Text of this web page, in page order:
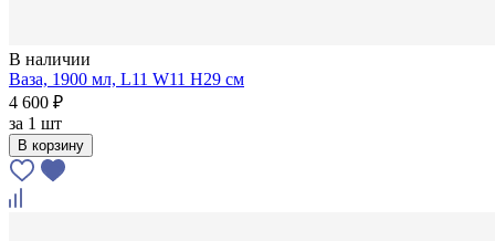
В наличии
Ваза, 1900 мл, L11 W11 H29 см
4 600 ₽
за 1 шт
В корзину